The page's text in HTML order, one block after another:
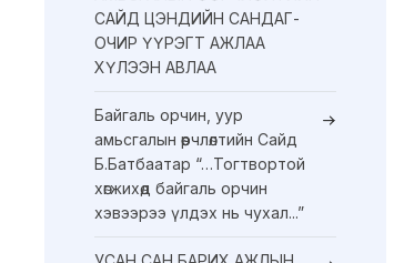
САЙД ЦЭНДИЙН САНДАГ-
ОЧИР ҮҮРЭГТ АЖЛАА
ХҮЛЭЭН АВЛАА
Байгаль орчин, уур
амьсгалын өөрчлөлтийн Сайд
Б.Батбаатар “…Тогтвортой
хөгжихөд байгаль орчин
хэвээрээ үлдэх нь чухал...”